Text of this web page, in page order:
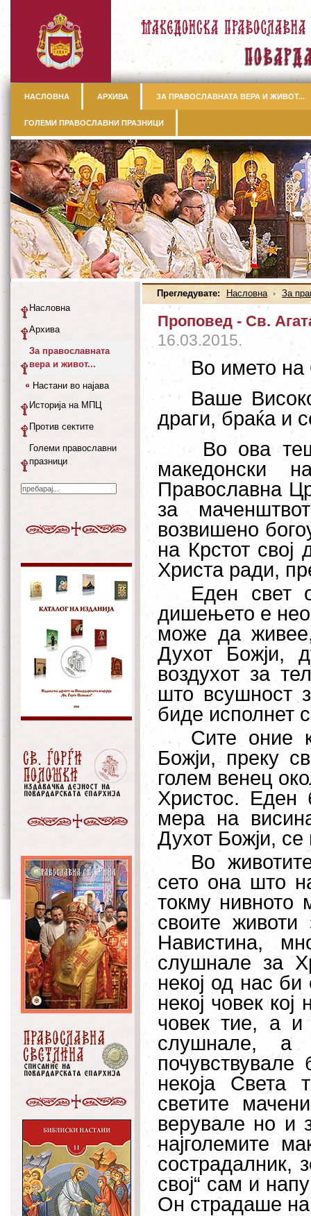
НАСЛОВНА АРХИВА ЗА ПРАВОСЛАВНАТА ВЕРА И ЖИВОТ...
ГОЛЕМИ ПРАВОСЛАВНИ ПРАЗНИЦИ
Прегледувате: Насловна За
Проповед - Св.
16.03.2015.
Во името на
Ваше
драги, браќа и
Во ова
македонски
Православна
за
возвишено
на Крстот свој
Христа ради,
Еден свет
дишењето е
може да
Духот Божји,
воздухот за
што всушност
биде исполнет
Сите оние
Божји, преку
голем венец
Христос. Еден
мера на
Духот Божји,
Во
сето она што
токму нивното
своите
Навистина,
слушнале за
некој од нас
некој човек
човек тие, а
слушнале, а
некоја Света
светите
верувале но и
најголемите
сострадалник,
свој“ сам и
Он страдаше на
Насловна
Архива
За православната
вера и живот...
Настани во најава
Историја на МПЦ
Против сектите
Големи православни
празници